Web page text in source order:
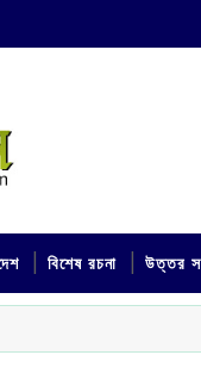
বিশেষ রচনা উত্তর